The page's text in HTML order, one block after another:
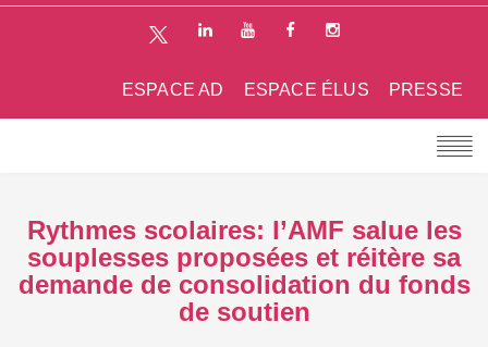
PRESSE
ESPACE ÉLUS
ESPACE AD
Rythmes scolaires: l’AMF salue les
souplesses proposées et réitère sa
demande de consolidation du fonds
de soutien